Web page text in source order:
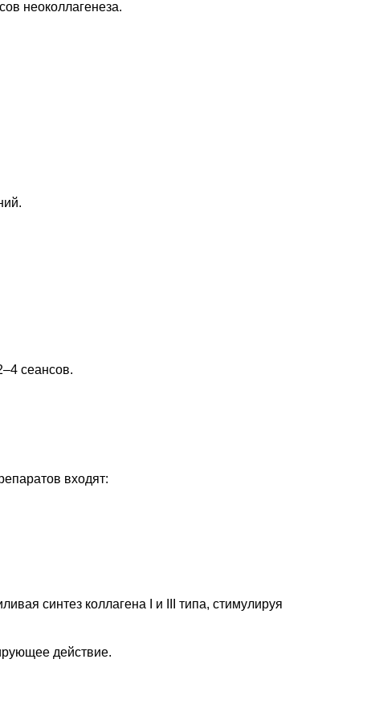
неоколлагенеза.
сеансов.
входят:
синтез коллагена I и III типа, стимулируя
действие.